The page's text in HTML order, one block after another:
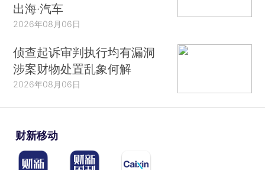
出海·汽车
2026年08月06日
侦查起诉审判执行均有漏洞
涉案财物处置乱象何解
2026年08月06日
财新移动